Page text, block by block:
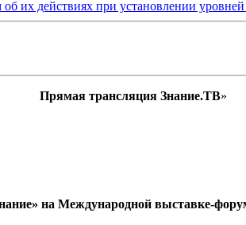
Прямая трансляция Знание.ТВ»
на Международной выставке-